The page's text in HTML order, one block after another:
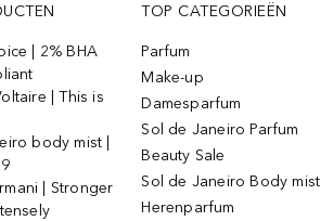
| 2% BHA
| This is
body mist |
| Stronger
TOP CATEGORIEËN
Parfum
Make-up
Damesparfum
Sol de Janeiro Parfum
Beauty Sale
Sol de Janeiro Body mist
Herenparfum